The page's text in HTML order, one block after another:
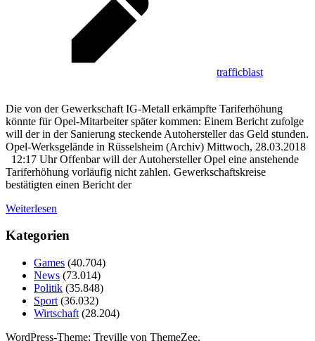
trafficblast
Die von der Gewerkschaft IG-Metall erkämpfte Tariferhöhung
könnte für Opel-Mitarbeiter später kommen: Einem Bericht zufolge
will der in der Sanierung steckende Autohersteller das Geld stunden.
Opel-Werksgelände in Rüsselsheim (Archiv) Mittwoch, 28.03.2018
12:17 Uhr Offenbar will der Autohersteller Opel eine anstehende
Tariferhöhung vorläufig nicht zahlen. Gewerkschaftskreise
bestätigten einen Bericht der
Weiterlesen
Kategorien
Games (40.704)
News (73.014)
Politik (35.848)
Sport (36.032)
Wirtschaft (28.204)
WordPress-Theme: Treville von ThemeZee.